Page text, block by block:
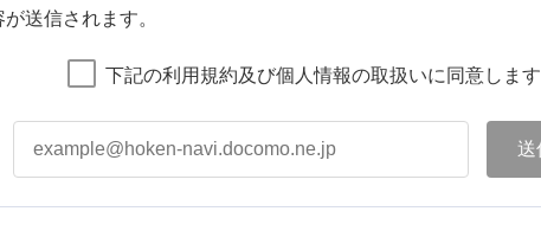
送信されます。
下記の利用規約及び個人情報の取扱いに同意します